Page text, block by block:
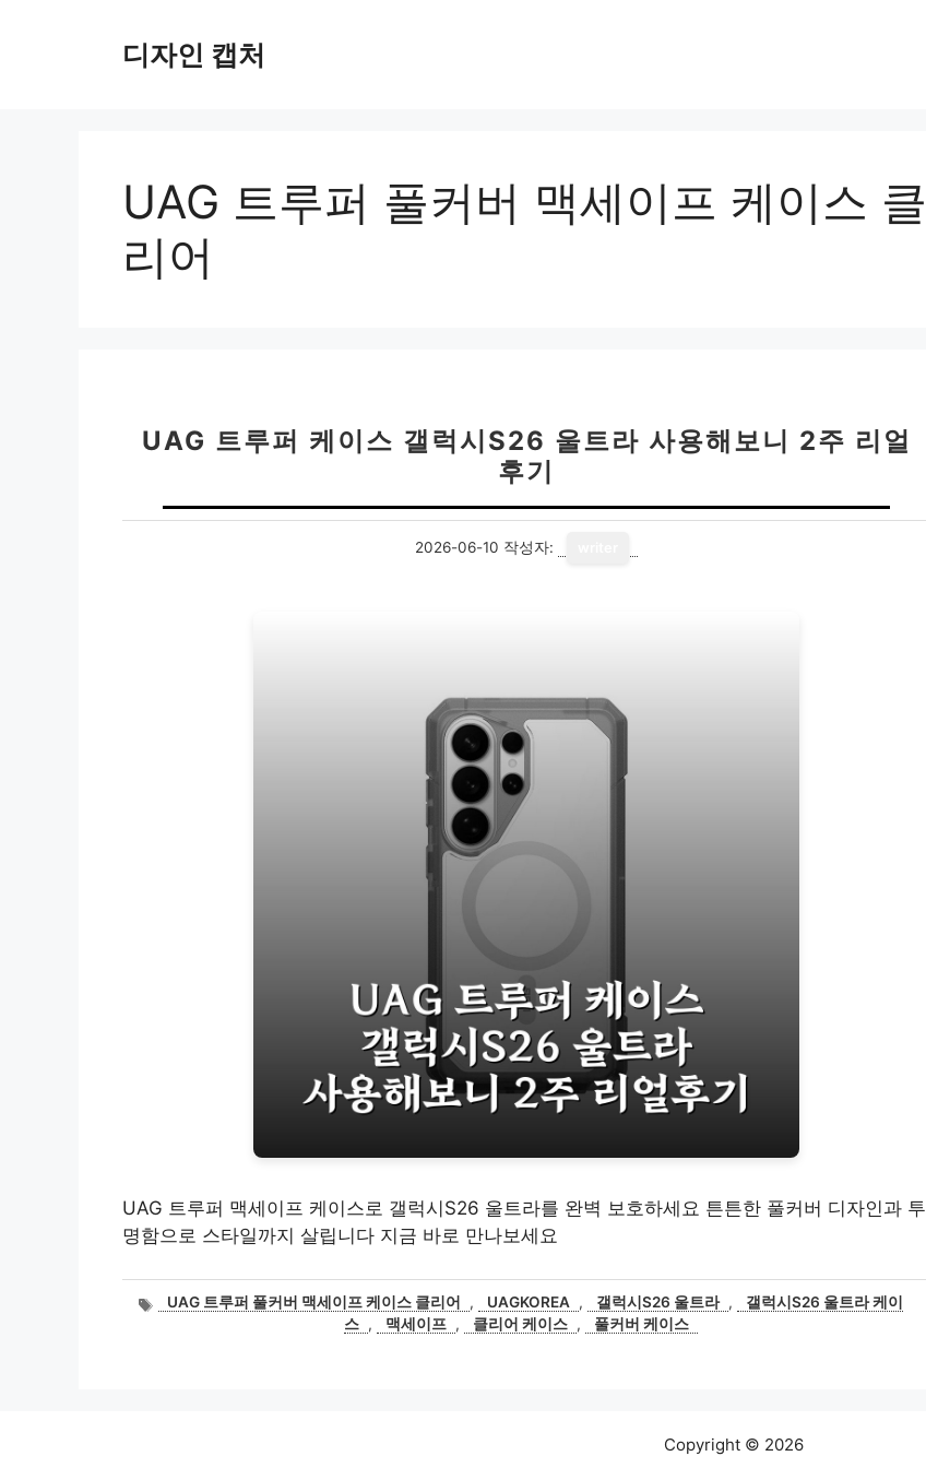
디자인 캡처
UAG 트루퍼 풀커버 맥세이프 케이스 클
리어
UAG 트루퍼 케이스 갤럭시S26 울트라 사용해보니 2주 리얼
후기
2026-06-10 작성자:
UAG 트루퍼 맥세이프 케이스로 갤럭시S26 울트라를 완벽 보호하세요 튼튼한 풀커버 디자인과 투
명함으로 스타일까지 살립니다 지금 바로 만나보세요
태UAG 트루퍼 풀커버 맥세이프 케이스 클리어 , UAGKOREA , 갤럭시S26 울트라 ,
갤럭시S26 울트라 케이
스 , 맥세이프 , 클리어 케이스 , 풀커버 케이스
Copyright © 2026